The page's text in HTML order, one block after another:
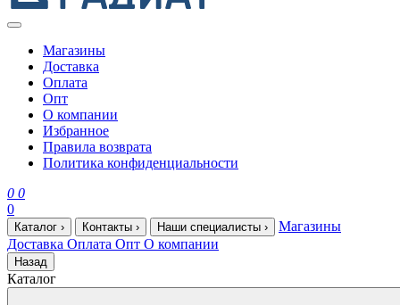
Магазины
Доставка
Оплата
Опт
О компании
Избранное
Правила возврата
Политика конфиденциальности
0 0
0
Каталог › Контакты › Наши специалисты ›
Магазины
Доставка Оплата Опт О компании
Назад
Каталог